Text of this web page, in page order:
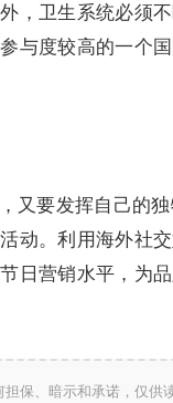
，卫生系统必须
与度较高的一个
又要发挥自己的独
动。利用海外社
日营销水平，为
保、暗示和承诺，仅供